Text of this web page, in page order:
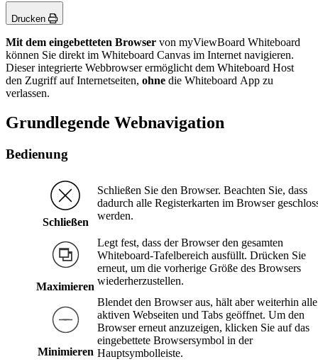
Drucken
Mit dem eingebetteten Browser von myViewBoard Whiteboard
können Sie direkt im Whiteboard Canvas im Internet navigieren.
Dieser integrierte Webbrowser ermöglicht dem Whiteboard Host
den Zugriff auf Internetseiten, ohne die Whiteboard App zu
verlassen.
Grundlegende Webnavigation
Bedienung
Schließen
Schließen Sie den Browser. Beachten Sie, dass
dadurch alle Registerkarten im Browser
werden.
Maximieren
Legt fest, dass der Browser den gesamten
Whiteboard-Tafelbereich ausfüllt. Drücken Sie
erneut, um die vorherige Größe des Browsers
wiederherzustellen.
Minimieren
Blendet den Browser aus, hält aber weiterhin alle
aktiven Webseiten und Tabs geöffnet. Um den
Browser erneut anzuzeigen, klicken Sie auf das
eingebettete Browsersymbol in der
Hauptsymbolleiste.